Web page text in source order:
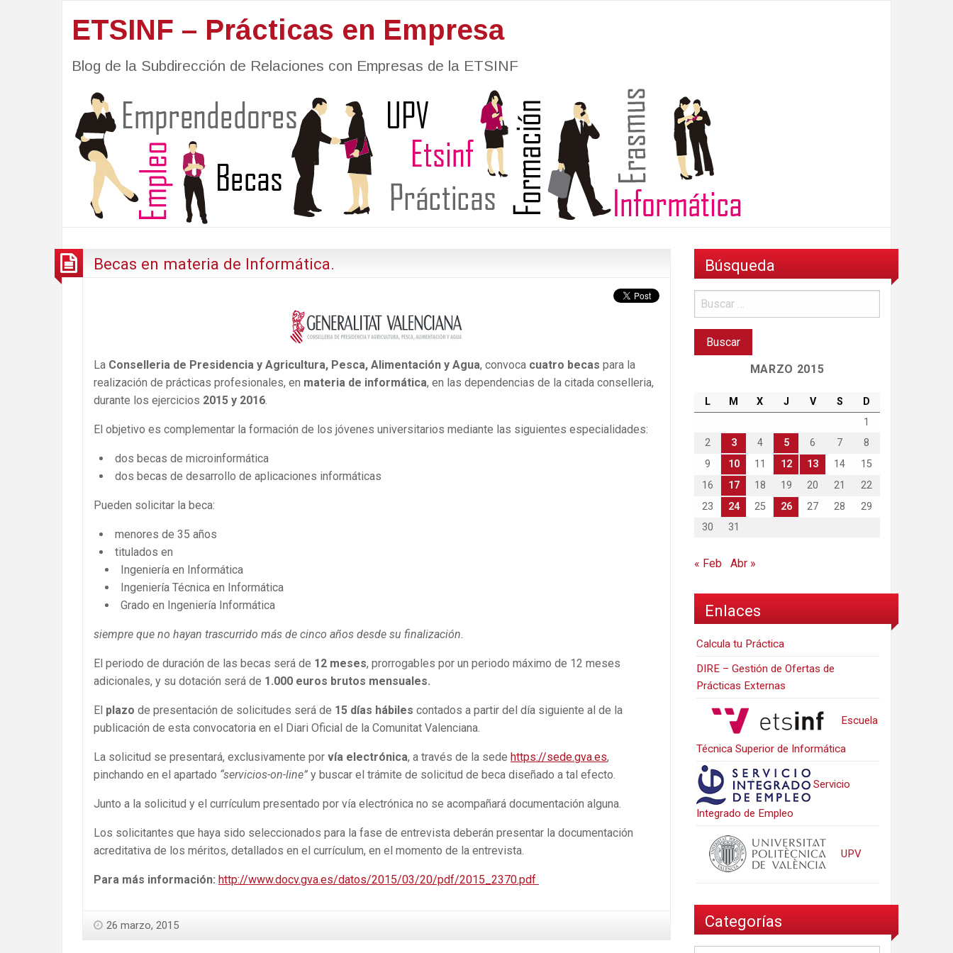
ETSINF – Prácticas en Empresa
Blog de la Subdirección de Relaciones con Empresas de la ETSINF
Becas en materia de Informática.
La Conselleria de Presidencia y Agricultura, Pesca, Alimentación y Agua, convoca cuatro becas para la
realización de prácticas profesionales, en materia de informática, en las dependencias de la citada conselleria,
durante los ejercicios 2015 y 2016
El objetivo es complementar la formación de los jóvenes universitarios mediante las siguientes especialidades:
dos becas de microinformática
dos becas de desarrollo de aplicaciones informáticas
Pueden solicitar la beca:
menores de 35 años
titulados en
Ingeniería en Informática
Ingeniería Técnica en Informática
Grado en Ingeniería Informática
siempre que no hayan trascurrido más de cinco años desde su finalización.
El periodo de duración de las becas será de 12 meses, prorrogables por un periodo máximo de 12 meses
adicionales, y su dotación será de 1.000 euros brutos mensuales.
El plazo de presentación de solicitudes será de 15 días hábiles contados a partir del día siguiente al de la
publicación de esta convocatoria en el Diari Oficial de la Comunitat Valenciana.
La solicitud se presentará, exclusivamente por vía electrónica, a través de la sede https://sede.gva.es,
pinchando en el apartado “servicios-on-line” y buscar el trámite de solicitud de beca diseñado a tal efecto.
Junto a la solicitud y el currículum presentado por vía electrónica no se acompañará documentación alguna.
Los solicitantes que haya sido seleccionados para la fase de entrevista deberán presentar la documentación
acreditativa de los méritos, detallados en el currículum, en el momento de la entrevista.
Para más información: http://www.docv.gva.es/datos/2015/03/20/pdf/2015_2370.pdf
26 marzo, 2015
Búsqueda
MARZO 2015
L M X J V S
D
1
2
3 4 5 6 7
8
9
10 11 12 13 14
15
16
17 18 19 20 21
22
23
24 25 26 27 28
29
30
31
« Feb Abr »
Enlaces
Calcula tu Práctica
DIRE – Gestión de Ofertas de
Prácticas Externas
Escuela
Técnica Superior de Informática
Servicio
Integrado de Empleo
UPV
Categorías